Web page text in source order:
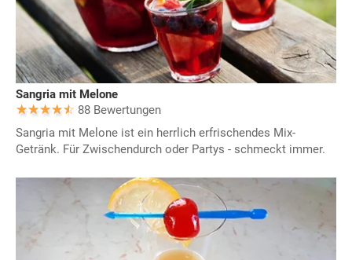
Sangria mit Melone
88 Bewertungen
Sangria mit Melone ist ein herrlich erfrischendes Mix-
Getränk. Für Zwischendurch oder Partys - schmeckt immer.